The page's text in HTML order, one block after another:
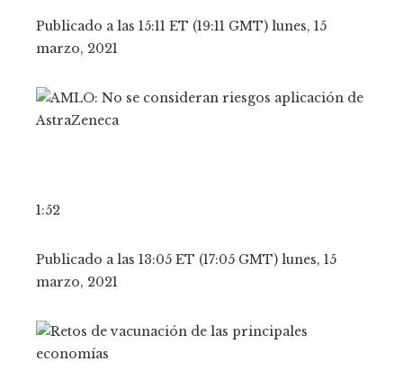
Publicado a las 15:11 ET (19:11 GMT) lunes, 15
marzo, 2021
1:52
Publicado a las 13:05 ET (17:05 GMT) lunes, 15
marzo, 2021